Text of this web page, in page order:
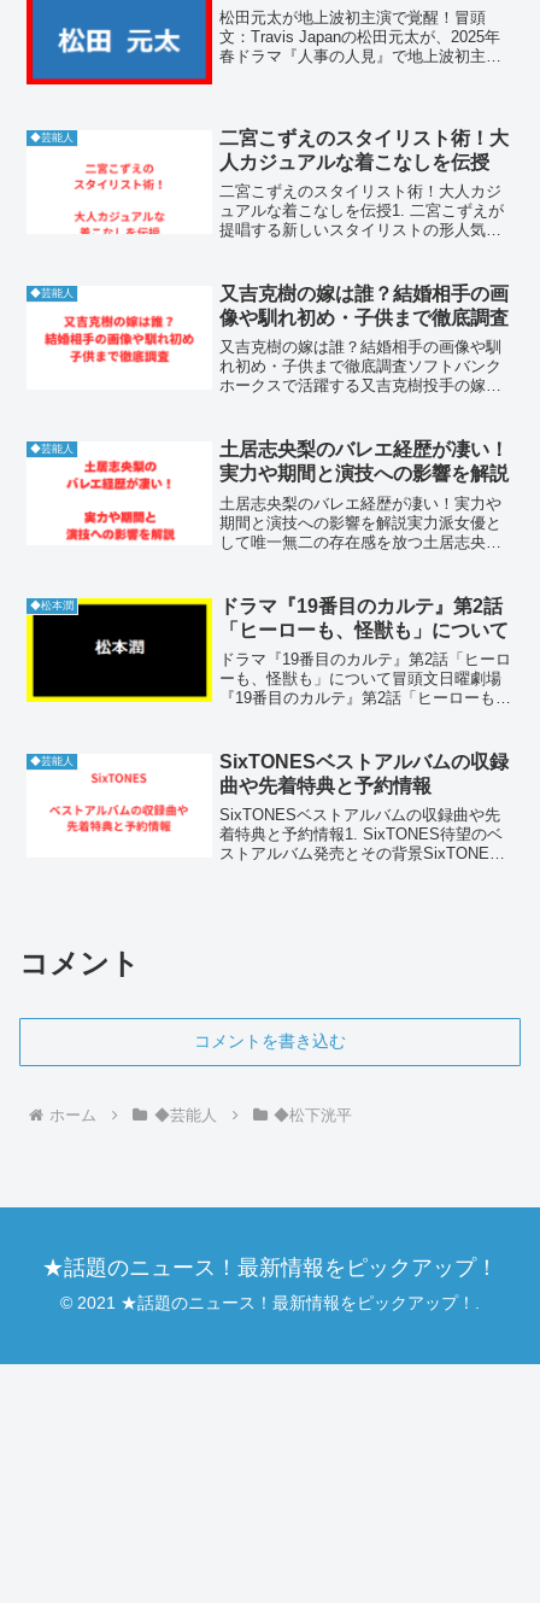
松田元太が地上波初主演で覚醒！冒頭
文：Travis Japanの松田元太が、2025年
春ドラマ『人事の人見』で地上波初主演
アな人...
◆芸能人
二宮こずえのスタイリスト術！大
人カジュアルな着こなしを伝授
二宮こずえのスタイリスト術！大人カジ
ュアルな着こなしを伝授1. 二宮こずえが
提唱する新しいスタイリストの形人気モ
ルフプロデュースするスタイリストとし
ての側面も非常に高く...
◆芸能人
又吉克樹の嫁は誰？結婚相手の画
像や馴れ初め・子供まで徹底調査
又吉克樹の嫁は誰？結婚相手の画像や馴
れ初め・子供まで徹底調査ソフトバンク
ホークスで活躍する又吉克樹投手の嫁
は一般女性で、誠実な人柄が話題です。
この記事では又吉克樹投手と...
◆芸能人
土居志央梨のバレエ経歴が凄い！
実力や期間と演技への影響を解説
土居志央梨のバレエ経歴が凄い！実力や
期間と演技への影響を解説実力派女優と
して唯一無二の存在感を放つ土居志央梨
んできたクラシックバレエの経験が深く
息づいています。プロを目...
◆松本潤
ドラマ『19番目のカルテ』第2話
「ヒーローも、怪獣も」について
ドラマ『19番目のカルテ』第2話「ヒーロ
ーも、怪獣も」について冒頭文日曜劇場
『19番目のカルテ』第2話「ヒーローも、
の心の叫びに向き合います。救急搬送さ
れた弟の死をきっか...
◆芸能人
SixTONESベストアルバムの収録
曲や先着特典と予約情報
SixTONESベストアルバムの収録曲や先
着特典と予約情報1. SixTONES待望のベ
ストアルバム発売とその背景SixTONES
コメント
コメントを書き込む
ホーム ◆芸能人 ◆松下洸平
★話題のニュース！最新情報をピックアップ！
© 2021 ★話題のニュース！最新情報をピックアップ！.